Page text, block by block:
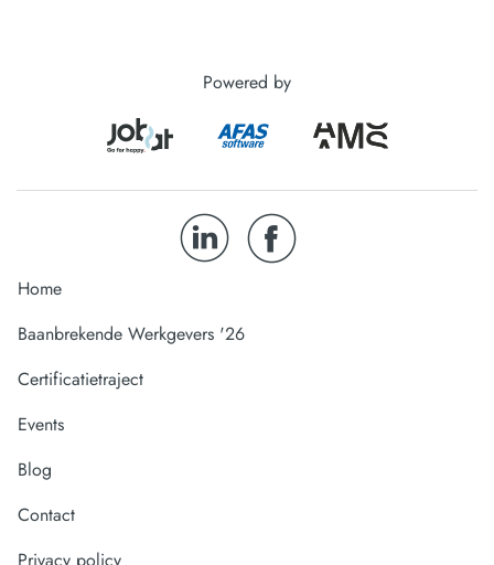
Powered by
Home
Baanbrekende Werkgevers '26
Certificatietraject
Events
Blog
Contact